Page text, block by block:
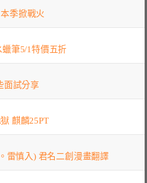
季掀戰火
筆5/1特價五折
面試分享
麒麟25PT
雷慎入) 君名二創漫畫翻譯